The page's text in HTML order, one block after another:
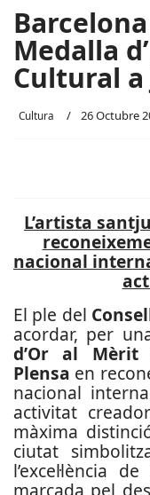
Medalla
Cultural a
Cultura 26 Octubre
L’artista
nacional
El ple del
acordar, per
d’Or al Mèrit
Plensa en
nacional
activitat
màxima
ciutat
l’excel·lència
marcada pel